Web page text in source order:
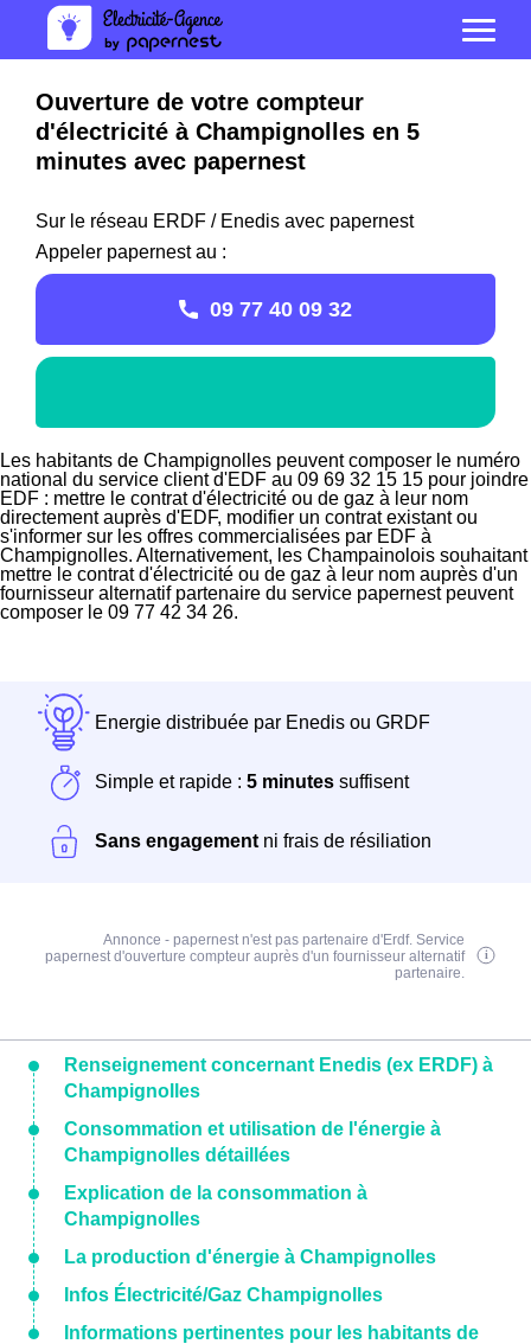
Ouverture de votre compteur
d'électricité à Champignolles en 5
minutes avec papernest
Sur le réseau ERDF / Enedis avec papernest
Appeler papernest au :
09 77 40 09 32
Les habitants de Champignolles peuvent composer le numéro
national du service client d'EDF au 09 69 32 15 15 pour joindre
EDF : mettre le contrat d'électricité ou de gaz à leur nom
directement auprès d'EDF, modifier un contrat existant ou
s'informer sur les offres commercialisées par EDF à
Champignolles. Alternativement, les Champainolois souhaitant
mettre le contrat d'électricité ou de gaz à leur nom auprès d'un
fournisseur alternatif partenaire du service papernest peuvent
composer le 09 77 42 34 26.
Energie distribuée par Enedis ou GRDF
Simple et rapide : 5 minutes suffisent
Sans engagement ni frais de résiliation
Annonce - papernest n'est pas partenaire d'Erdf. Service
papernest d'ouverture compteur auprès d'un fournisseur alternatif
partenaire.
Renseignement concernant Enedis (ex ERDF) à
Champignolles
Consommation et utilisation de l'énergie à
Champignolles détaillées
Explication de la consommation à
Champignolles
La production d'énergie à Champignolles
Infos Électricité/Gaz Champignolles
Informations pertinentes pour les habitants de